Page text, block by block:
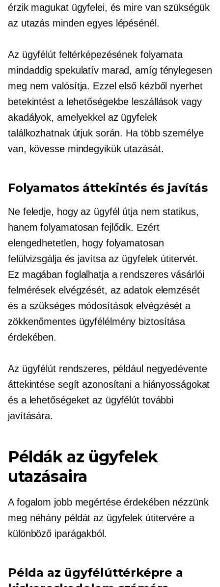
érzik magukat ügyfelei, és mire van szükségük
az utazás minden egyes lépésénél.
Az ügyfélút feltérképezésének folyamata
mindaddig spekulatív marad, amíg ténylegesen
meg nem valósítja. Ezzel első kézből nyerhet
betekintést a lehetőségekbe leszállások vagy
akadályok, amelyekkel az ügyfelek
találkozhatnak útjuk során. Ha több személye
van, kövesse mindegyikük utazását.
Folyamatos áttekintés és javítás
Ne feledje, hogy az ügyfél útja nem statikus,
hanem folyamatosan fejlődik. Ezért
elengedhetetlen, hogy folyamatosan
felülvizsgálja és javítsa az ügyfelek útitervét.
Ez magában foglalhatja a rendszeres vásárlói
felmérések elvégzését, az adatok elemzését
és a szükséges módosítások elvégzését a
zökkenőmentes ügyfélélmény biztosítása
érdekében.
Az ügyfélút rendszeres, például negyedévente
áttekintése segít azonosítani a hiányosságokat
és a lehetőségeket az ügyfélút további
javítására.
Példák az ügyfelek
utazásaira
A fogalom jobb megértése érdekében nézzünk
meg néhány példát az ügyfelek útitervére a
különböző iparágakból.
Példa az ügyfélúttérképre a